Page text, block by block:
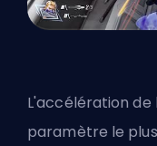
L'accélération de
paramètre le